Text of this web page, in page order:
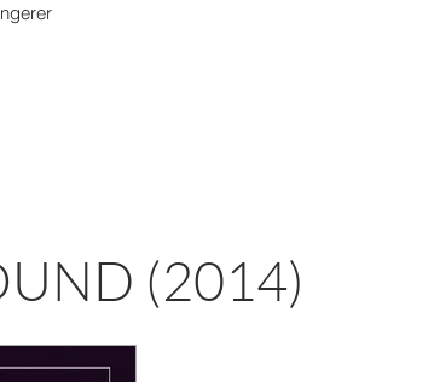
(2014)